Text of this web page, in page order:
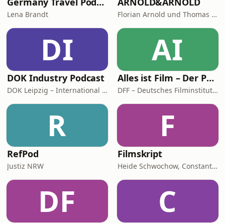
Lena Brandt Florian Arnold und Thomas Arnold
DI
DOK Industry Podcast
DOK Leipzig – International Leipzig Festival for Documentary and Animated Film
AI
Alles ist Film – Der Podcast des DFF
DFF – Deutsches Filminstitut & Filmmuseum
R
RefPod
Justiz NRW
F
Filmskript
Heide Schwochow, Constantin Lieb
DF C